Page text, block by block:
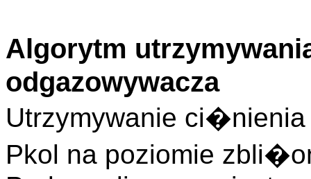
Algorytm
odgazowywacza
Utrzymywanie
Pkol na poziomie